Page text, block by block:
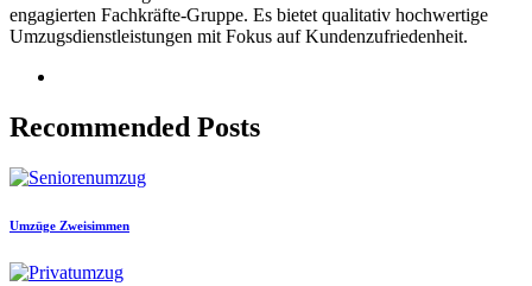
engagierten Fachkräfte-Gruppe. Es bietet qualitativ hochwertige
Umzugsdienstleistungen mit Fokus auf Kundenzufriedenheit.
Recommended Posts
Umzüge Zweisimmen